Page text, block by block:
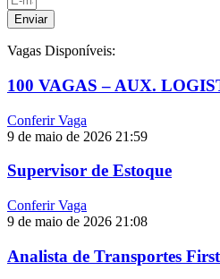
Enviar
Vagas Disponíveis:
100 VAGAS – AUX.
Conferir Vaga
9 de maio de 2026 21:59
Supervisor de Estoque
Conferir Vaga
9 de maio de 2026 21:08
Analista de Transportes